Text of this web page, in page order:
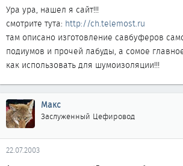
Ура ура, нашел я сайт!!!
смотрите тута: http://ch.telemost.ru
там описано изготовление савбуферов
подиумов и прочей лабуды, а сомое
как использовать для шумоизоляции!!!
Макс
Заслуженный Цефировод
22.07.2003